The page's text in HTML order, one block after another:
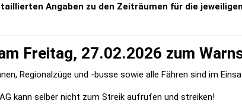
Angaben zu den Zeiträumen für die
Freitag, 27.02.2026 zum
Regionalzüge und -busse sowie alle Fähren sind im
kann selber nicht zum Streik aufrufen und streiken!